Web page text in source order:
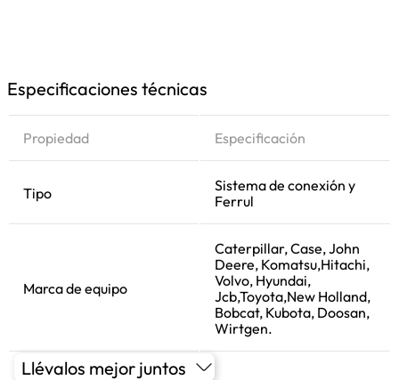
Especificaciones técnicas
Propiedad Especificación
Tipo
Sistema de conexión y
Ferrul
Marca de equipo
Caterpillar, Case, John
Deere, Komatsu,Hitachi,
Volvo, Hyundai,
Jcb,Toyota,New Holland,
Bobcat, Kubota, Doosan,
Wirtgen.
Llévalos mejor juntos